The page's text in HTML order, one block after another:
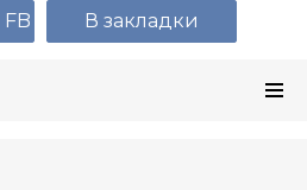
В закладки